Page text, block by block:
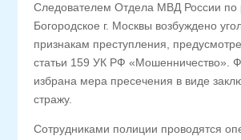
Следователем Отдела МВД России по
Богородское г. Москвы возбуждено
признакам преступления,
статьи 159 УК РФ «Мошенничество».
избрана мера пресечения в виде
стражу.
Сотрудниками полиции проводятся